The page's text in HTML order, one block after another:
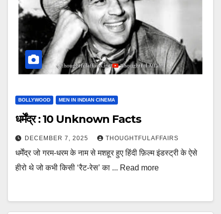
BOLLYWOOD MEN IN INDIAN CINEMA
धर्मेंद्र : 10 Unknown Facts
DECEMBER 7, 2025 THOUGHTFULAFFAIRS
धर्मेंद्र जो गरम-धरम के नाम से मशहूर हुए हिंदी फ़िल्म इंडस्ट्री के ऐसे
हीरो थे जो कभी किसी ‘रैट-रेस’ का ... Read more